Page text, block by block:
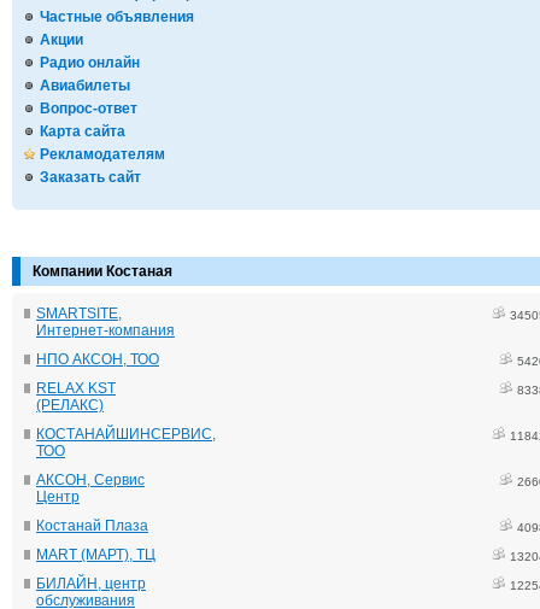
Частные объявления
Акции
Радио онлайн
Авиабилеты
Вопрос-ответ
Карта сайта
Рекламодателям
Заказать сайт
Компании Костаная
SMARTSITE,
Интернет-компания
НПО АКСОН, ТОО
RELAX KST
(РЕЛАКС)
КОСТАНАЙШИНСЕРВИС,
ТОО
АКСОН, Сервис
Центр
Костанай Плаза
MART (МАРТ), ТЦ
БИЛАЙН, центр
обслуживания